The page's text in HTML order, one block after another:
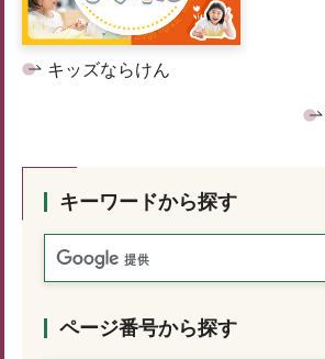
キッズならけん
キーワードから探す
ページ番号から探す